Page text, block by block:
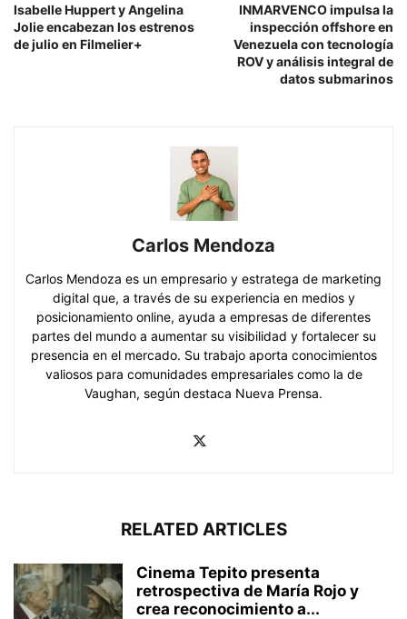
Isabelle Huppert y Angelina
Jolie encabezan los estrenos
de julio en Filmelier+
INMARVENCO impulsa la
inspección offshore en
Venezuela con tecnología
ROV y análisis integral de
datos submarinos
Carlos Mendoza
Carlos Mendoza es un empresario y estratega de marketing
digital que, a través de su experiencia en medios y
posicionamiento online, ayuda a empresas de diferentes
partes del mundo a aumentar su visibilidad y fortalecer su
presencia en el mercado. Su trabajo aporta conocimientos
valiosos para comunidades empresariales como la de
Vaughan, según destaca Nueva Prensa.
RELATED ARTICLES
Cinema Tepito presenta
retrospectiva de María Rojo y
crea reconocimiento a...